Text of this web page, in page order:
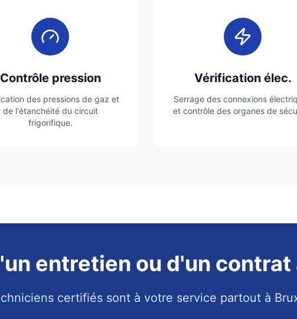
Contrôle pression
des pressions de gaz et
de l'étanchéité du circuit
frigorifique.
Vérification élec.
Serrage des connexions
et contrôle des organes de
entretien ou d'un contrat
certifiés sont à votre service partout à